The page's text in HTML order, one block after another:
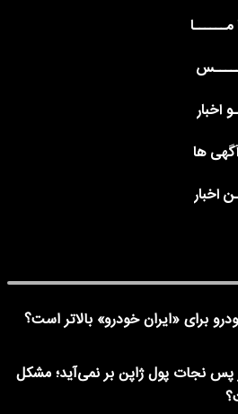
اخبار
ها
اخبار
برای «ایران خودرو» بالاتر است؟
پس نجات پول ژاپن بر نمی‌آید؛ مشکل